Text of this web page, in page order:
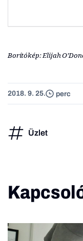
Borítókép: Elijah
2018. 9. 25. perc
Üzlet